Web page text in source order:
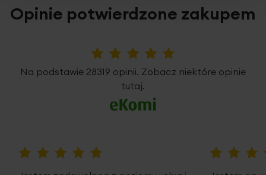
Opinie potwierdzone zakupem
Na podstawie 28319 opinii. Zobacz niektóre opinie
tutaj.